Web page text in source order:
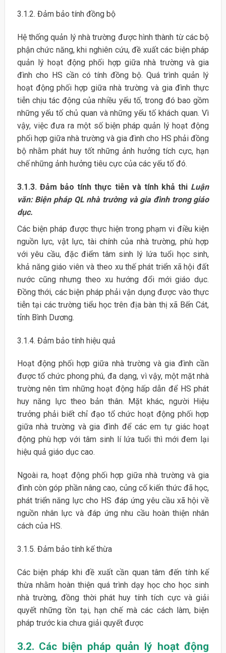
3.1.2. Đảm bảo tính đồng bộ
Hệ thống quản lý nhà trường được hình thành từ các bộ
phận chức năng, khi nghiên cứu, đề xuất các biện pháp
quản lý hoạt động phối hợp giữa nhà trường và gia
đình cho HS cần có tính đồng bộ. Quá trình quản lý
hoạt động phối hợp giữa nhà trường và gia đình thực
tiễn chịu tác động của nhiều yếu tố, trong đó bao gồm
những yếu tố chủ quan và những yếu tố khách quan. Vì
vậy, việc đưa ra một số biện pháp quản lý hoạt động
phối hợp giữa nhà trường và gia đình cho HS phải đồng
bộ nhằm phát huy tốt những ảnh hưởng tích cực, hạn
chế những ảnh hưởng tiêu cực của các yếu tố đó.
3.1.3. Đảm bảo tính thực tiễn và tính khả thi Luận
văn: Biện pháp QL nhà trường và gia đình trong giáo
dục.
Các biện pháp được thực hiện trong phạm vi điều kiện
nguồn lực, vật lực, tài chính của nhà trường, phù hợp
với yêu cầu, đặc điểm tâm sinh lý lứa tuổi học sinh,
khả năng giáo viên và theo xu thế phát triển xã hội đất
nước cũng nhưng theo xu hướng đổi mới giáo dục.
Đồng thới, các biện pháp phải vận dụng được vào thực
tiễn tại các trường tiểu học trên địa bàn thị xã Bến Cát,
tỉnh Bình Dương.
3.1.4. Đảm bảo tính hiệu quả
Hoạt động phối hợp giữa nhà trường và gia đình cần
được tổ chức phong phú, đa dạng, vì vậy, một mặt nhà
trường nên tìm những hoạt động hấp dẫn để HS phát
huy năng lực theo bản thân. Mặt khác, người Hiệu
trưởng phải biết chỉ đạo tổ chức hoạt động phối hợp
giữa nhà trường và gia đình để các em tự giác hoạt
động phù hợp với tâm sinh lí lứa tuổi thì mới đem lại
hiệu quả giáo dục cao.
Ngoài ra, hoạt động phối hợp giữa nhà trường và gia
đình còn góp phần nâng cao, củng cố kiến thức đã học,
phát triển năng lực cho HS đáp ứng yêu cầu xã hội về
nguồn nhân lực và đáp ứng nhu cầu hoàn thiện nhân
cách của HS.
3.1.5. Đảm bảo tính kế thừa
Các biện pháp khi đề xuất cần quan tâm đến tính kế
thừa nhằm hoàn thiện quá trình dạy học cho học sinh
nhà trường, đồng thời phát huy tính tích cực và giải
quyết những tồn tại, hạn chế mà các cách làm, biện
pháp trước kia chưa giải quyết được
3.2. Các biện pháp quản lý hoạt động